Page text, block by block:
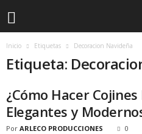
Inicio Etiquetas Decoracion Navideña
Etiqueta:
¿Cómo Hacer
Elegantes y
Por ARLECO PRODUCCIONES 0